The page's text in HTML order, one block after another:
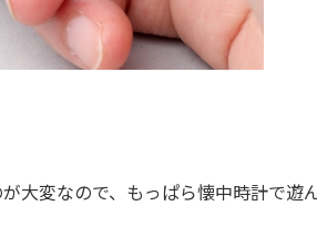
大変なので、もっぱら懐中時計で遊